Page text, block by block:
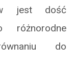
jest dość
różnorodne
do